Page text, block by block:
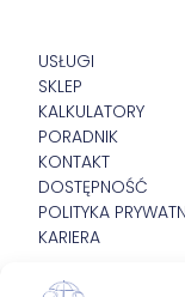
USŁUGI
SKLEP
KALKULATORY
PORADNIK
KONTAKT
DOSTĘPNOŚĆ
POLITYKA
KARIERA